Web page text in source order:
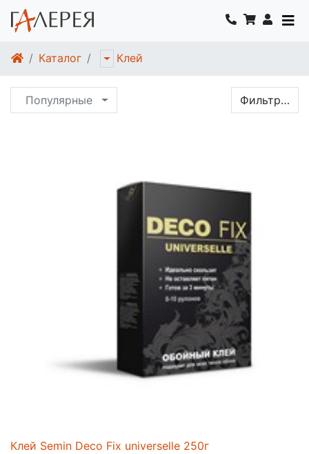
Каталог Клей
Популярные Фильтр…
Клей Semin Deco Fix universelle 250г